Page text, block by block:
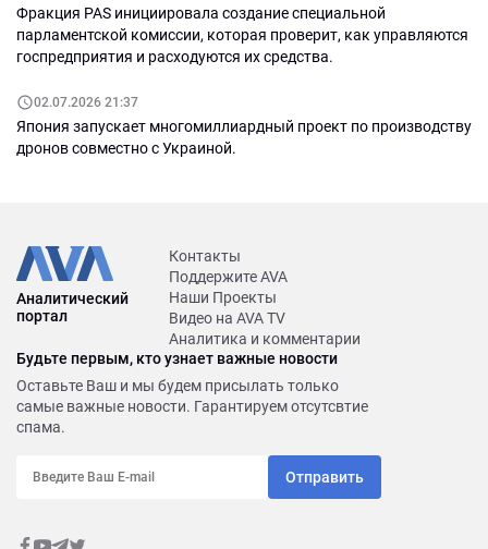
Фракция PAS инициировала создание специальной
парламентской комиссии, которая проверит, как управляются
госпредприятия и расходуются их средства.
02.07.2026 21:37
Япония запускает многомиллиардный проект по производству
дронов совместно с Украиной.
Аналитический
портал
Контакты
Поддержите AVA
Наши Проекты
Видео на AVA TV
Аналитика и комментарии
Будьте первым, кто узнает важные новости
Оставьте Ваш и мы будем присылать только
самые важные новости. Гарантируем отсутсвтие
спама.
Отправить